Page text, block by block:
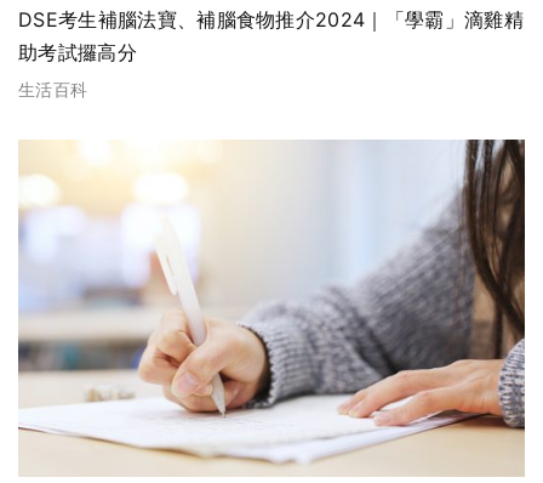
DSE考生補腦法寶、補腦食物推介2024｜「學霸」滴雞精
助考試攞高分
生活百科